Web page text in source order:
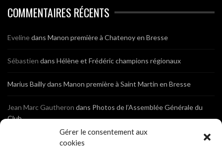
Gérer le consentement aux
cookies
COMMENTAIRES RÉCENTS
Evelinedans Manon première à Chatenoy en Bresse
Sébastien dans Hélène et Frédéric champions régionaux
Marius Baillydans Manon première à Saint Martin en Bresse
Jean Marc Gautheron dans Photos de l’Assemblée Générale du
Club
Photos de l’Assemblée Générale du Club